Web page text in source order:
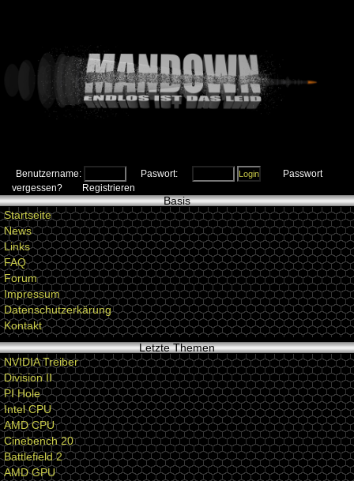
Benutzername: Paswort:
Passwort
vergessen?
Registrieren
Basis
Startseite
News
Links
FAQ
Forum
Impressum
Datenschutzerkärung
Kontakt
Letzte Themen
NVIDIA Treiber
Division II
PI Hole
Intel CPU
AMD CPU
Cinebench 20
Battlefield 2
AMD GPU